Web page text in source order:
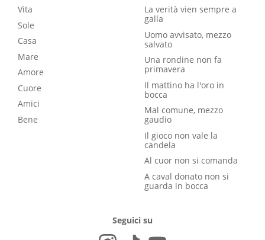
Vita
Sole
Casa
Mare
Amore
Cuore
Amici
Bene
La verità vien sempre a
galla
Uomo avvisato, mezzo
salvato
Una rondine non fa
primavera
Il mattino ha l'oro in
bocca
Mal comune, mezzo
gaudio
Il gioco non vale la
candela
Al cuor non si comanda
A caval donato non si
guarda in bocca
Seguici su